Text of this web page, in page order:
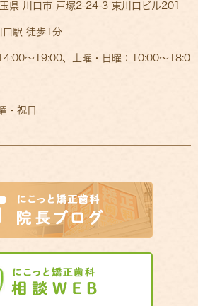
川口市 戸塚2-24-3 東川口ビル201
駅 徒歩1分
～19:00、土曜・日曜：10:00～18:0
・祝日